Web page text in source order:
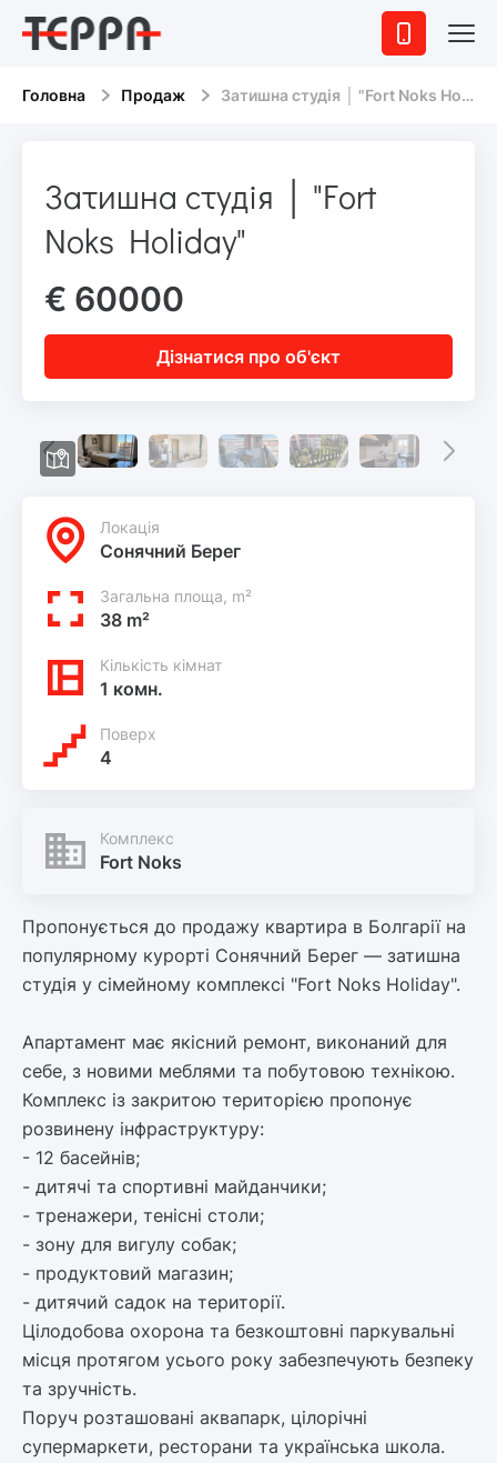
Головна Продаж Затишна студія │ "Fort Noks Holiday"
Затишна студія │ "Fort
Noks Holiday"
€ 60000
Дізнатися про об'єкт
Локацiя
Сонячний Берег
Загальна площа, m²
38 m²
Кількість кімнат
1 комн.
Поверх
4
Комплекс
Fort Noks
Пропонується до продажу квартира в Болгарії на
популярному курорті Сонячний Берег — затишна
студія у сімейному комплексі "Fort Noks Holiday".
Апартамент має якісний ремонт, виконаний для
себе, з новими меблями та побутовою технікою.
Комплекс із закритою територією пропонує
розвинену інфраструктуру:
- 12 басейнів;
- дитячі та спортивні майданчики;
- тренажери, тенісні столи;
- зону для вигулу собак;
- продуктовий магазин;
- дитячий садок на території.
Цілодобова охорона та безкоштовні паркувальні
місця протягом усього року забезпечують безпеку
та зручність.
Поруч розташовані аквапарк, цілорічні
супермаркети, ресторани та українська школа.